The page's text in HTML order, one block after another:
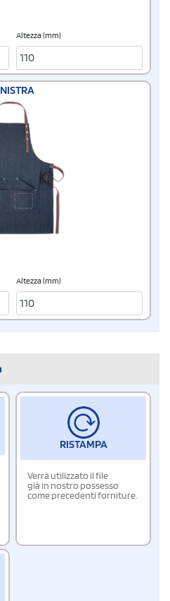
Altezza (mm)
Altezza (mm)
RISTAMPA
Verrà utilizzato il file
già in nostro possesso
come precedenti forniture.